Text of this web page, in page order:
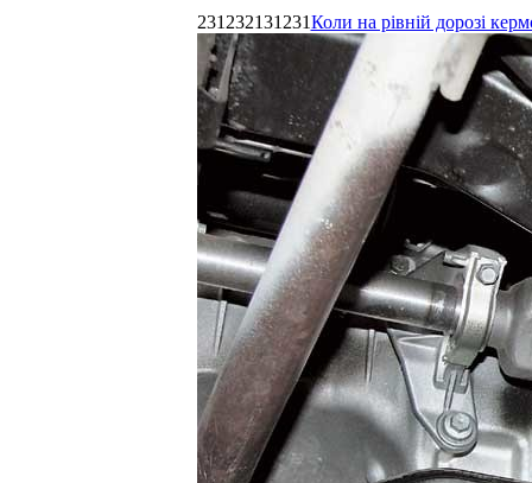
231232131231Коли на рівній дорозі